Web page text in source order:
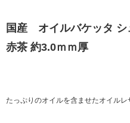
国産 オイルバケッタ
赤茶 約3.0ｍｍ厚
たっぷりのオイルを含ませたオイルレ